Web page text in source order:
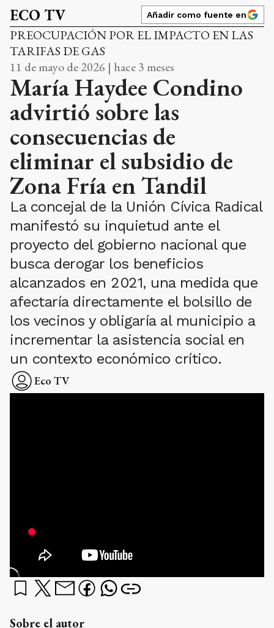
ECO TV Añadir como fuente en
PREOCUPACIÓN POR EL IMPACTO EN LAS
TARIFAS DE GAS
11 de mayo de 2026 | hace 3 meses
María Haydee Condino
advirtió sobre las
consecuencias de
eliminar el subsidio de
Zona Fría en Tandil
La concejal de la Unión Cívica Radical
manifestó su inquietud ante el
proyecto del gobierno nacional que
busca derogar los beneficios
alcanzados en 2021, una medida que
afectaría directamente el bolsillo de
los vecinos y obligaría al municipio a
incrementar la asistencia social en
un contexto económico crítico.
Eco TV
Sobre el autor